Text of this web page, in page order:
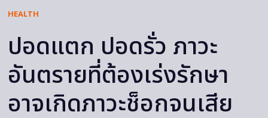
HEALTH
ปอดแตก ปอดรั่ว ภาวะ
อันตรายที่ต้องเร่งรักษา
อาจเกิดภาวะช็อกจนเสีย